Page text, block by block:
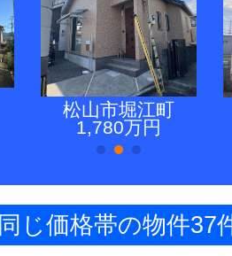
松山市堀江町
1,780万円
同じ価格帯の物件37